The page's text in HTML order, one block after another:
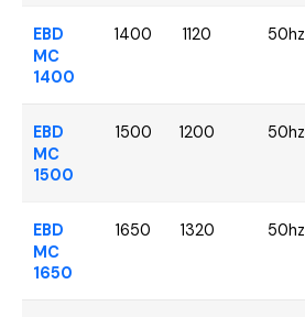
EBD
MC
1400
1400 1120 50hz
EBD
MC
1500
1500 1200 50hz
EBD
MC
1650
1650 1320 50hz